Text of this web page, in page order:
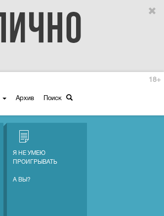
Архив Поиск
18+
Я НЕ УМЕЮ
ПРОИГРЫВАТЬ
А ВЫ?